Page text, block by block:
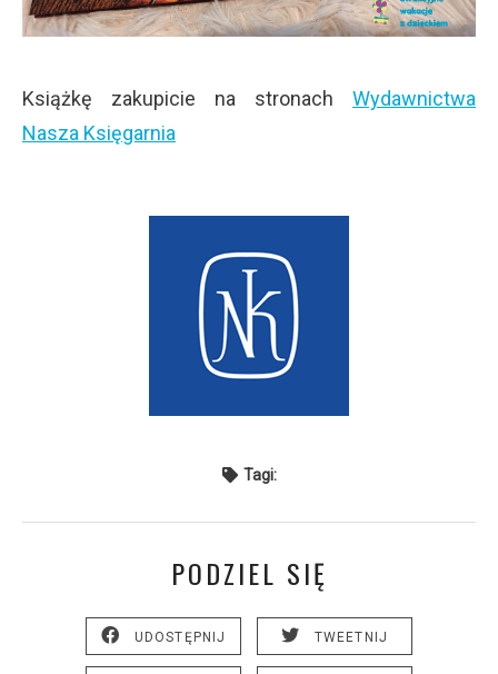
Książkę zakupicie na stronach Wydawnictwa
Nasza Księgarnia
Tagi:
PODZIEL SIĘ
UDOSTĘPNIJ TWEETNIJ